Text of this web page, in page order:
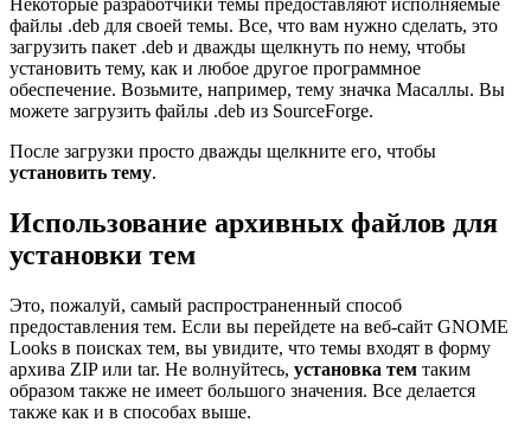
Некоторые разработчики темы предоставляют исполняемые
файлы .deb для своей темы. Все, что вам нужно сделать, это
загрузить пакет .deb и дважды щелкнуть по нему, чтобы
установить тему, как и любое другое программное
обеспечение. Возьмите, например, тему значка Масаллы. Вы
можете загрузить файлы .deb из SourceForge.
После загрузки просто дважды щелкните его, чтобы
установить тему.
Использование архивных файлов для
установки тем
Это, пожалуй, самый распространенный способ
предоставления тем. Если вы перейдете на веб-сайт GNOME
Looks в поисках тем, вы увидите, что темы входят в форму
архива ZIP или tar. Не волнуйтесь, установка тем таким
образом также не имеет большого значения. Все делается
также как и в способах выше.